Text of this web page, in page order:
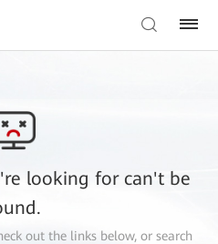
looking for can't be
out the links below, or search